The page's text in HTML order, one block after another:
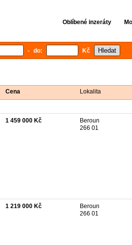
Oblíbené inzeráty
- do: Kč
Cena Lokalita
1 459 000 Kč
Beroun
266 01
1 219 000 Kč
Beroun
266 01